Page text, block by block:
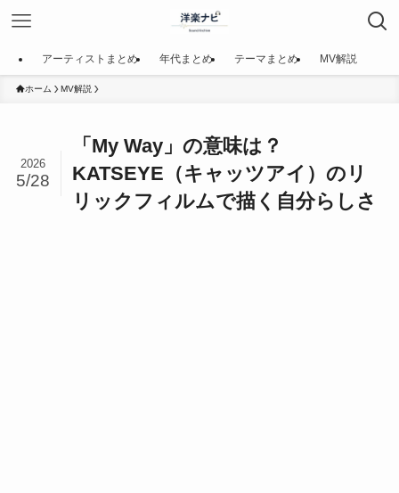
アーティストまとめ 年代まとめ テーマまとめ MV解説
ホーム MV解説
「My Way」の意味は？
KATSEYE（キャッツアイ）のリ
リックフィルムで描く自分らしさ
2026
5/28